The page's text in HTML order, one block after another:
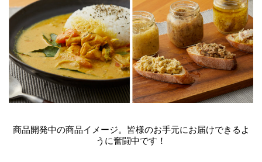
商品開発中の商品イメージ。皆様のお手元にお届けできるよ
うに奮闘中です！